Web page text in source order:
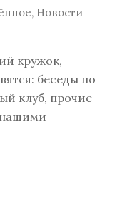
, Новости
кружок,
беседы по
клуб, прочие
нашими